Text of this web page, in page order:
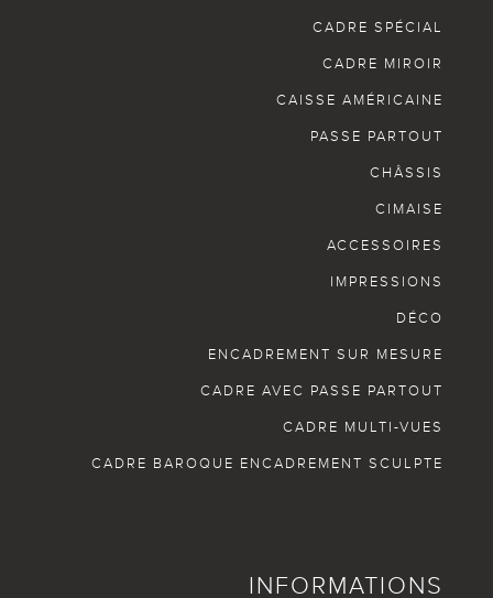
CADRE SPÉCIAL
CADRE MIROIR
CAISSE AMÉRICAINE
PASSE PARTOUT
CHÂSSIS
CIMAISE
ACCESSOIRES
IMPRESSIONS
DÉCO
ENCADREMENT SUR MESURE
CADRE AVEC PASSE PARTOUT
CADRE MULTI-VUES
CADRE BAROQUE ENCADREMENT SCULPTE
INFORMATIONS